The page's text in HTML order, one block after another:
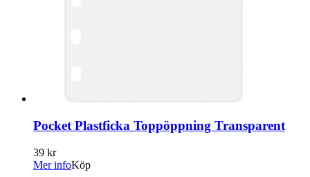
Pocket Plastficka Toppöppning Transparent
39 kr
Mer infoKöp